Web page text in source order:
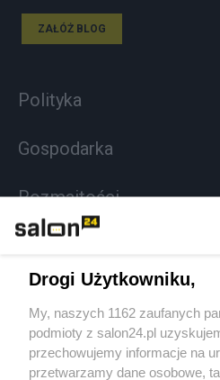
ZAŁÓŻ BLOG
Polityka
Gospodarka
Rozmaitości
Sport
Społeczeństwo
Drogi Użytkowniku,
My, naszych 1162 zaufanych
podmioty z salon24.pl
przechowujemy informacje na
przetwarzamy dane osobowe,